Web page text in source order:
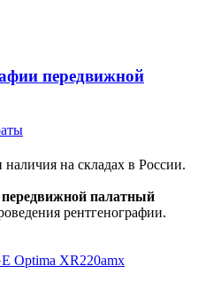
передвижной
на складах в России.
палатный
рентгенографии.